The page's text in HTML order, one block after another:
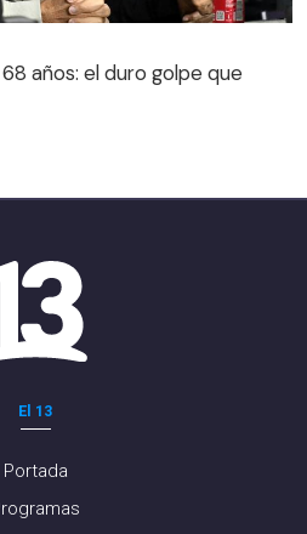
años: el duro golpe que
El 13
Portada